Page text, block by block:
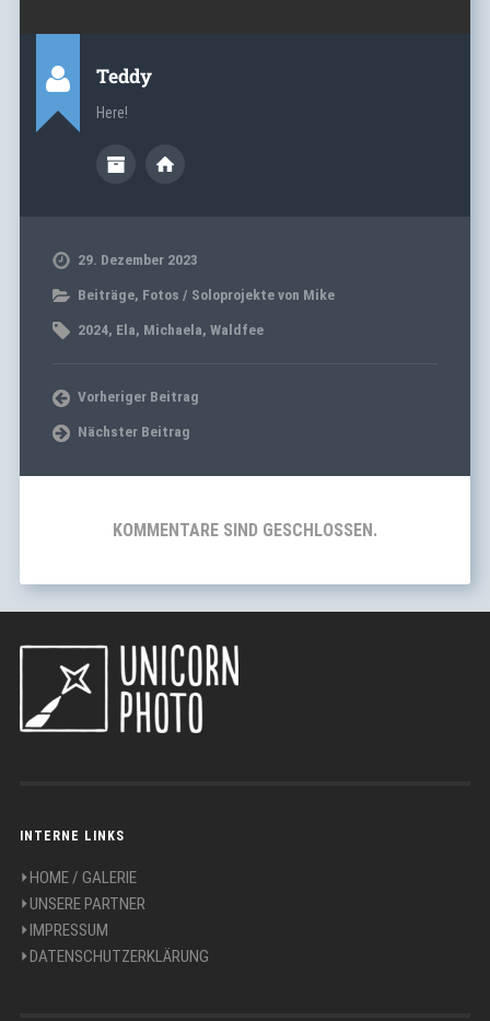
Teddy
Here!
29. Dezember 2023
Beiträge, Fotos / Soloprojekte von Mike
2024, Ela, Michaela, Waldfee
Vorheriger Beitrag
Nächster Beitrag
KOMMENTARE SIND GESCHLOSSEN.
INTERNE LINKS
⏵HOME / GALERIE
⏵UNSERE PARTNER
⏵IMPRESSUM
⏵DATENSCHUTZERKLÄRUNG